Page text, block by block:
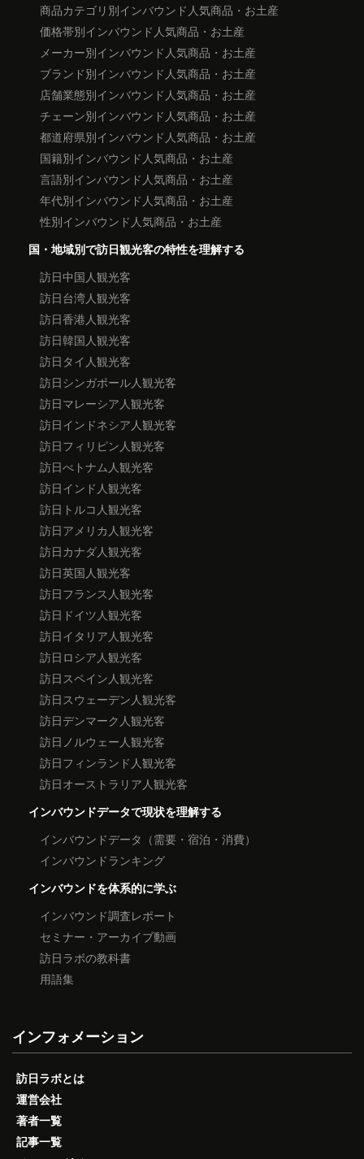
商品カテゴリ別インバウンド人気商品・お土産
価格帯別インバウンド人気商品・お土産
メーカー別インバウンド人気商品・お土産
ブランド別インバウンド人気商品・お土産
店舗業態別インバウンド人気商品・お土産
チェーン別インバウンド人気商品・お土産
都道府県別インバウンド人気商品・お土産
国籍別インバウンド人気商品・お土産
言語別インバウンド人気商品・お土産
年代別インバウンド人気商品・お土産
性別インバウンド人気商品・お土産
国・地域別で訪日観光客の特性を理解する
訪日中国人観光客
訪日台湾人観光客
訪日香港人観光客
訪日韓国人観光客
訪日タイ人観光客
訪日シンガポール人観光客
訪日マレーシア人観光客
訪日インドネシア人観光客
訪日フィリピン人観光客
訪日べトナム人観光客
訪日インド人観光客
訪日トルコ人観光客
訪日アメリカ人観光客
訪日カナダ人観光客
訪日英国人観光客
訪日フランス人観光客
訪日ドイツ人観光客
訪日イタリア人観光客
訪日ロシア人観光客
訪日スペイン人観光客
訪日スウェーデン人観光客
訪日デンマーク人観光客
訪日ノルウェー人観光客
訪日フィンランド人観光客
訪日オーストラリア人観光客
インバウンドデータで現状を理解する
インバウンドデータ（需要・宿泊・消費）
インバウンドランキング
インバウンドを体系的に学ぶ
インバウンド調査レポート
セミナー・アーカイブ動画
訪日ラボの教科書
用語集
インフォメーション
訪日ラボとは
運営会社
著者一覧
記事一覧